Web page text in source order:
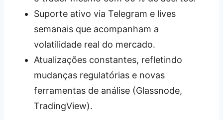
Suporte ativo via Telegram e lives
semanais que acompanham a
volatilidade real do mercado.
Atualizações constantes, refletindo
mudanças regulatórias e novas
ferramentas de análise (Glassnode,
TradingView).